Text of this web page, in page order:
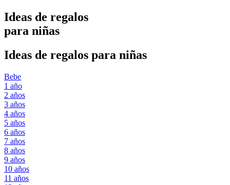
Ideas de regalos
para niñas
Ideas de regalos para niñas
Bebe
1 año
2 años
3 años
4 años
5 años
6 años
7 años
8 años
9 años
10 años
11 años